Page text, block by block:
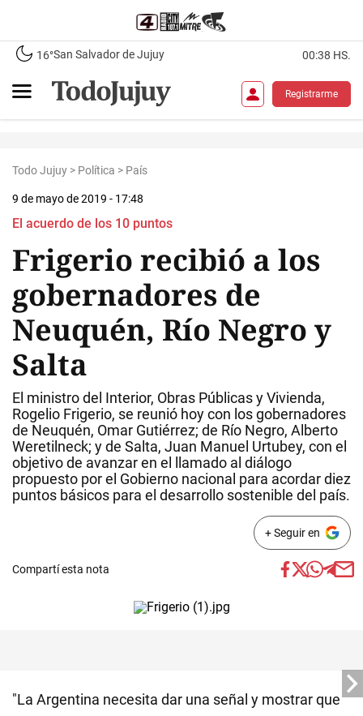
16°San Salvador de Jujuy 00:38 HS.
Registrarme
Todo Jujuy > Política > País
9 de mayo de 2019 - 17:48
El acuerdo de los 10 puntos
Frigerio recibió a los
gobernadores de
Neuquén, Río Negro y
Salta
El ministro del Interior, Obras Públicas y Vivienda,
Rogelio Frigerio, se reunió hoy con los gobernadores
de Neuquén, Omar Gutiérrez; de Río Negro, Alberto
Weretilneck; y de Salta, Juan Manuel Urtubey, con el
objetivo de avanzar en el llamado al diálogo
propuesto por el Gobierno nacional para acordar diez
puntos básicos para el desarrollo sostenible del país.
+ Seguir en
Compartí esta nota
"La Argentina necesita dar una señal y mostrar que